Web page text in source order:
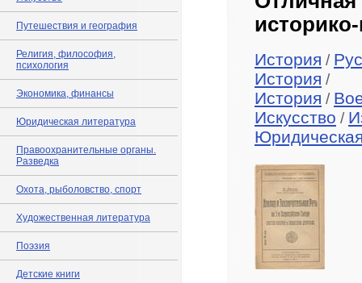
Путешествия и география
Религия, философия,
психология
Экономика, финансы
Юридическая литература
Правоохранительные органы.
Разведка
Охота, рыболовство, спорт
Художественная литература
Поэзия
Детские книги
История /
История /
История /
Искусство /